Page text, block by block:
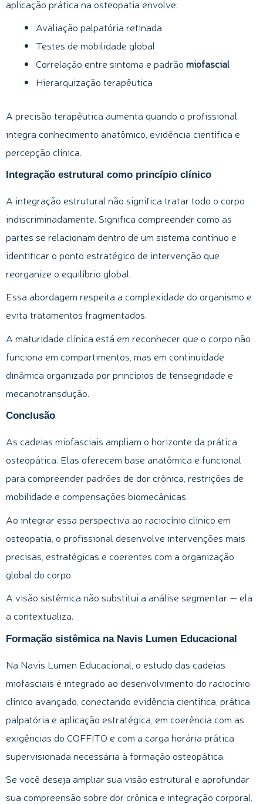
aplicação prática na osteopatia envolve:
Avaliação palpatória refinada
Testes de mobilidade global
Correlação entre sintoma e padrão miofascial
Hierarquização terapêutica
A precisão terapêutica aumenta quando o profissional
integra conhecimento anatômico, evidência científica e
percepção clínica.
Integração estrutural como princípio clínico
A integração estrutural não significa tratar todo o corpo
indiscriminadamente. Significa compreender como as
partes se relacionam dentro de um sistema contínuo e
identificar o ponto estratégico de intervenção que
reorganize o equilíbrio global.
Essa abordagem respeita a complexidade do organismo e
evita tratamentos fragmentados.
A maturidade clínica está em reconhecer que o corpo não
funciona em compartimentos, mas em continuidade
dinâmica organizada por princípios de tensegridade e
mecanotransdução.
Conclusão
As cadeias miofasciais ampliam o horizonte da prática
osteopática. Elas oferecem base anatômica e funcional
para compreender padrões de dor crônica, restrições de
mobilidade e compensações biomecânicas.
Ao integrar essa perspectiva ao raciocínio clínico em
osteopatia, o profissional desenvolve intervenções mais
precisas, estratégicas e coerentes com a organização
global do corpo.
A visão sistêmica não substitui a análise segmentar — ela
a contextualiza.
Formação sistêmica na Navis Lumen Educacional
Na Navis Lumen Educacional, o estudo das cadeias
miofasciais é integrado ao desenvolvimento do raciocínio
clínico avançado, conectando evidência científica, prática
palpatória e aplicação estratégica, em coerência com as
exigências do COFFITO e com a carga horária prática
supervisionada necessária à formação osteopática.
Se você deseja ampliar sua visão estrutural e aprofundar
sua compreensão sobre dor crônica e integração corporal,